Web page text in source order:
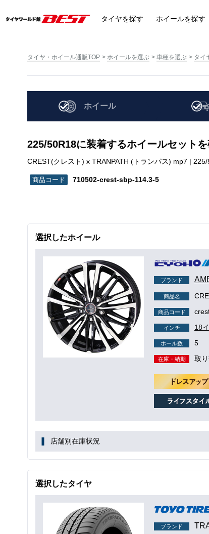
タイヤを探す ホイールを探す
タイヤ・ホイール通販TOP ホイールを選ぶ 車種を選ぶ タイ
ホイール
225/50R18に装着するホイールセット
CREST(クレスト) x TRANPATH (トランパス) mp7 |
710502-crest-sbp-114.3-5
選択したホイール
ブランド
商品名
商品コード
インチ 18
ホール数 5
在庫・納期 取
店舗別在庫状況
選択したタイヤ
ブランド